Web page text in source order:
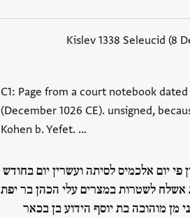
C1: Page from a court notebook
(December 1026 CE). unsigned,
Kohen b. Yefet. …
פי יום אלכמיס לסיתה ועשרין יום בחודש
אשלח לשטרות במצרים עלי הכהן בר יפת
מן מוהובה בת יוסף הידוע בן בכאר